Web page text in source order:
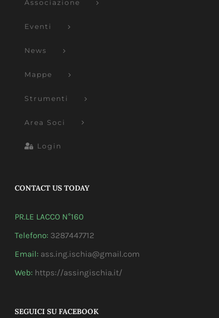
Associazione
Eventi
News
Mappe
Strumenti
Area Soci
Login
CONTACT US TODAY
PR.LE LACCO N°160
Telefono: 3287447712
Email: ass.ing.ischia@gmail.com
Web: https://assingischia.it/
SEGUICI SU FACEBOOK